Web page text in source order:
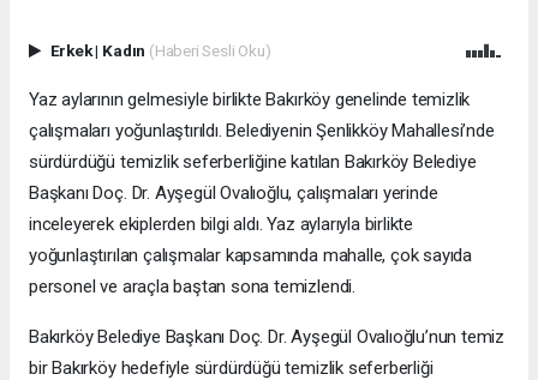
Erkek| Kadın (Haberi Sesli Oku)
Yaz aylarının gelmesiyle birlikte Bakırköy genelinde temizlik
çalışmaları yoğunlaştırıldı. Belediyenin Şenlikköy Mahallesi’nde
sürdürdüğü temizlik seferberliğine katılan Bakırköy Belediye
Başkanı Doç. Dr. Ayşegül Ovalıoğlu, çalışmaları yerinde
inceleyerek ekiplerden bilgi aldı. Yaz aylarıyla birlikte
yoğunlaştırılan çalışmalar kapsamında mahalle, çok sayıda
personel ve araçla baştan sona temizlendi.
Bakırköy Belediye Başkanı Doç. Dr. Ayşegül Ovalıoğlu’nun temiz
bir Bakırköy hedefiyle sürdürdüğü temizlik seferberliği